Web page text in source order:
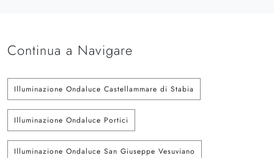
Continua a Navigare
Illuminazione Ondaluce Castellammare di Stabia
Illuminazione Ondaluce Portici
Illuminazione Ondaluce San Giuseppe Vesuviano